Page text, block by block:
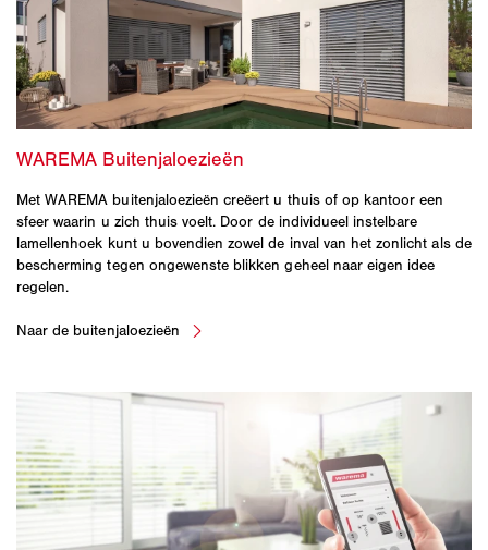
Met WAREMA buitenjaloezieën creëert u thuis of op kantoor een
sfeer waarin u zich thuis voelt. Door de individueel instelbare
lamellenhoek kunt u bovendien zowel de inval van het zonlicht als de
bescherming tegen ongewenste blikken geheel naar eigen idee
regelen.